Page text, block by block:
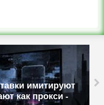
имитируют
как прокси -